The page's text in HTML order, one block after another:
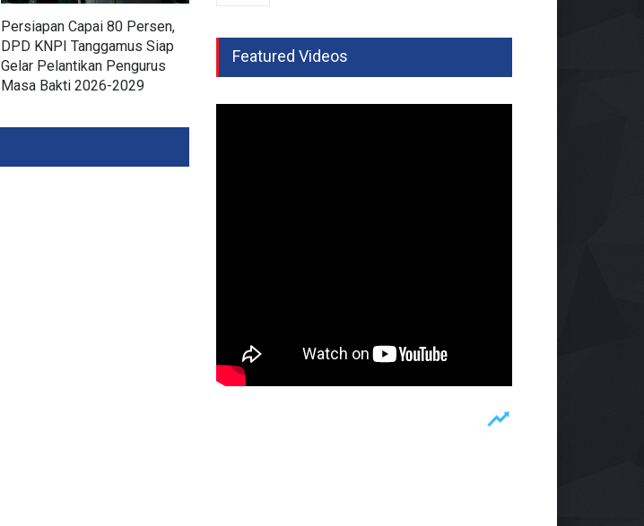
Persiapan Capai 80 Persen,
DPD KNPI Tanggamus Siap
Gelar Pelantikan Pengurus
Masa Bakti 2026-2029
Kerja Sama Dengan Imigrasi
Lampung, Perkuat Pendataan
Featured Videos